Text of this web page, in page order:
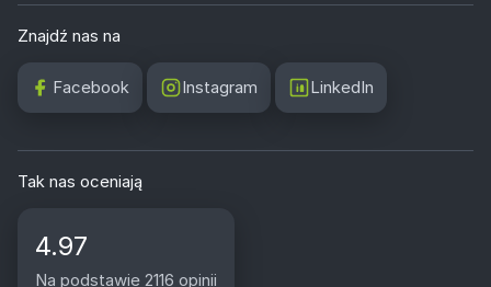
Znajdź nas na
Facebook Instagram LinkedIn
Tak nas oceniają
4.97
Na podstawie 2116 opinii